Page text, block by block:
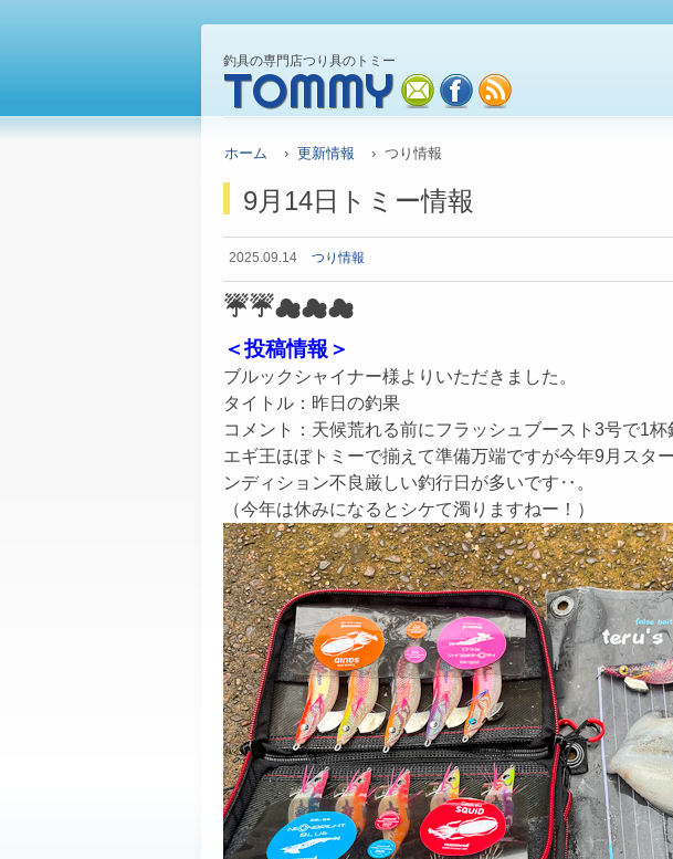
釣具の専門店つり具のトミー
TOMMY mail facebook
ホーム › 更新情報 › つり情報
9月14日トミー情報
2025.09.14 つり情報
☔☔☁☁☁
＜投稿情報＞
ブルックシャイナー様よりいただきました。
タイトル：昨日の釣果
コメント：天候荒れる前にフラッシュブースト3号で1杯
エギ王ほぼトミーで揃えて準備万端ですが今年9月スタ
ンディション不良厳しい釣行日が多いです‥。
（今年は休みになるとシケて濁りますねー！）